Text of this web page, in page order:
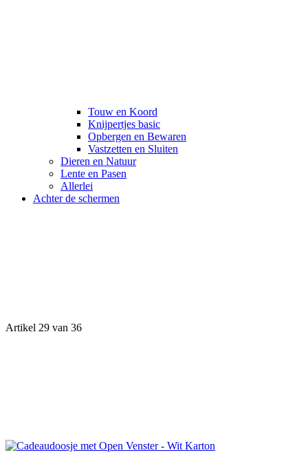
Touw en Koord
Knijpertjes basic
Opbergen en Bewaren
Vastzetten en Sluiten
Dieren en Natuur
Lente en Pasen
Allerlei
Achter de schermen
Artikel 29 van 36